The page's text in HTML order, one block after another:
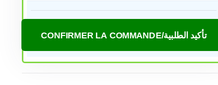
CONFIRMER LA COMMANDE/تأكيد الطلبية